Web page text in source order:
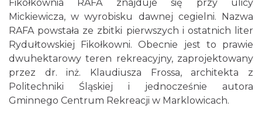
Fikołkownia RAFA znajduje się przy ulicy
Mickiewicza, w wyrobisku dawnej cegielni. Nazwa
RAFA powstała ze zbitki pierwszych i ostatnich liter
Rydułtowskiej Fikołkowni. Obecnie jest to prawie
dwuhektarowy teren rekreacyjny, zaprojektowany
przez dr. inż. Klaudiusza Frossa, architekta z
Politechniki Śląskiej i jednocześnie autora
Gminnego Centrum Rekreacji w Marklowicach.